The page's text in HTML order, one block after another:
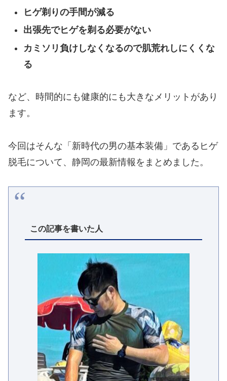
ヒゲ剃りの手間が減る
出張先でヒゲを剃る必要がない
カミソリ負けしなくなるので肌荒れしにくくな
る
など、時間的にも健康的にも大きなメリットがあり
ます。
今回はそんな「新時代の男の基本装備」であるヒゲ
脱毛について、静岡の最新情報をまとめました。
この記事を書いた人